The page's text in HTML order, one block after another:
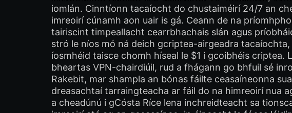
iomlán. Cinntíonn tacaíocht do chustaiméirí 24/7 an
imreoirí cúnamh aon uair is gá. Ceann de na
tairiscint timpeallacht cearrbhachais slán agus
stró le níos mó ná deich gcriptea-airgeadra
íosmhéid taisce chomh híseal le $1 i gcoibhéis
bheartas VPN-chairdiúil, rud a fhágann go bhfuil sé
Rakebit, mar shampla an bónas fáilte ceasaíneonna
dreasachtaí tarraingteacha ar fáil do na himreoirí nua
a cheadúnú i gCósta Ríce lena inchreidteacht sa